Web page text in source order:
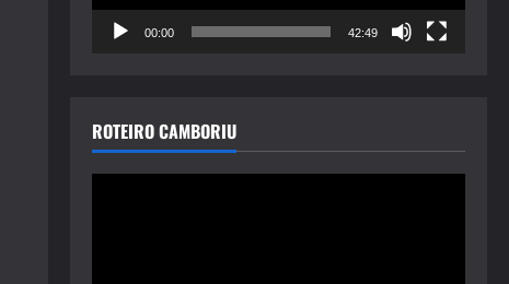
00:00 42:49
ROTEIRO CAMBORIU